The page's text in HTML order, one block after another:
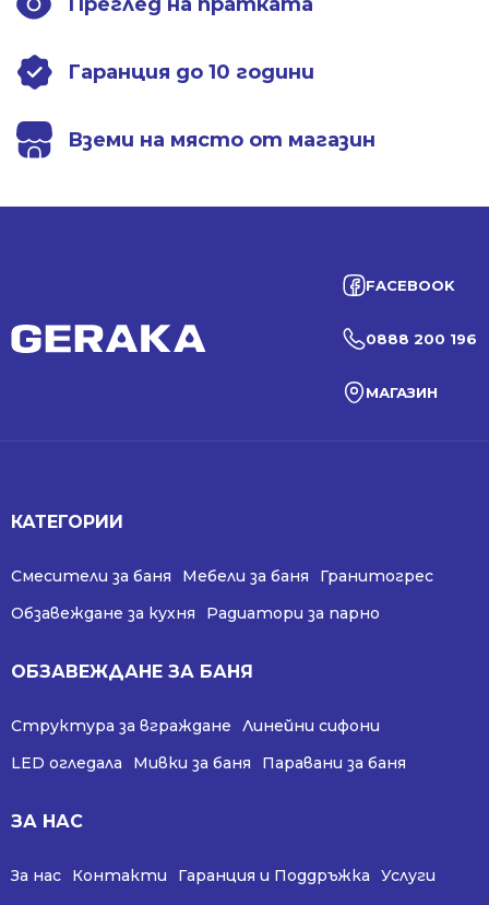
Гаранция до 10 години
Вземи на място от магазин
FACEBOOK
0888 200 196
МАГАЗИН
КАТЕГОРИИ
Смесители за баня Мебели за баня
Гранитогрес
Обзавеждане за кухня
Радиатори за парно
ОБЗАВЕЖДАНЕ ЗА БАНЯ
Структура за вграждане
Линейни сифони
LED огледала
Мивки за баня Паравани за баня
ЗА НАС
За нас Контакти Гаранция и Поддръжка
Услуги